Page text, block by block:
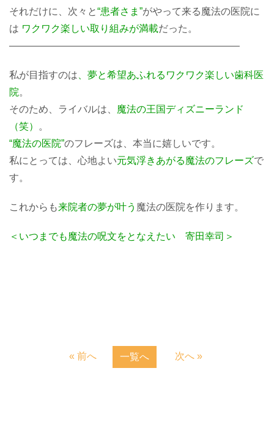
それだけに、次々と“患者さま”がやって来る魔法の医院に
は ワクワク楽しい取り組みが満載だった。
———————————————————————–
私が目指すのは 、夢と希望あふれるワクワク楽しい歯科医
院。
そのため、ライバルは、 魔法の王国ディズニーランド
（笑）
。
“魔法の医院”のフレーズは、本当に嬉しいです。
私にとっては、心地よい元気浮きあがる魔法のフレーズで
す。
これからも来院者の夢が叶う 魔法の医院を作ります。
＜いつまでも魔法の呪文をとなえたい 寄田幸司＞
« 前へ 一覧へ 次へ »